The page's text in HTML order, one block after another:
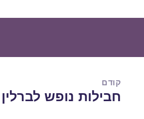
קודם
הפוסט
חבילות נופש לברלין